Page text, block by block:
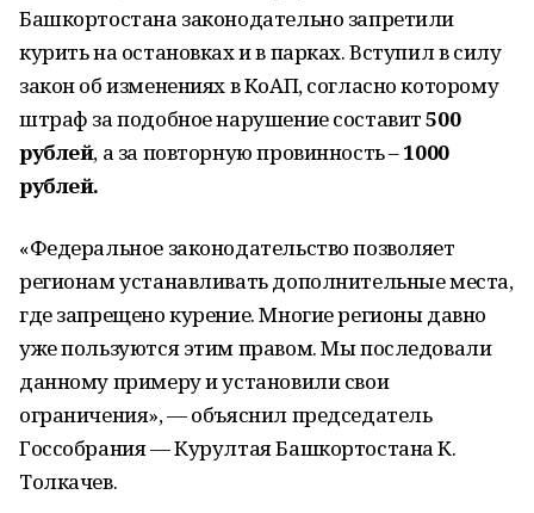
Башкортостана законодательно запретили
курить на остановках и в парках. Вступил в силу
закон об изменениях в КоАП, согласно которому
штраф за подобное нарушение составит500
рублей, а за повторную провинность –1000
рублей.
«Федеральное законодательство позволяет
регионам устанавливать дополнительные места,
где запрещено курение. Многие регионы давно
уже пользуются этим правом. Мы последовали
данному примеру и установили свои
ограничения», — объяснил председатель
Госсобрания — Курултая Башкортостана К.
Толкачев.